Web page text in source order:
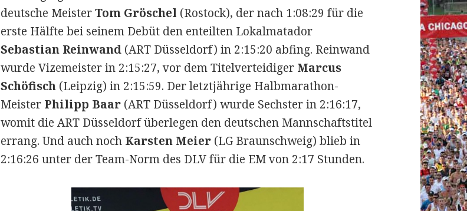
deutsche MeisterTom Gröschel (Rostock), der nach 1:08:29 für die
erste Hälfte bei seinem Debüt den enteilten Lokalmatador
Sebastian Reinwand (ART Düsseldorf) in 2:15:20 abfing. Reinwand
wurde Vizemeister in 2:15:27, vor dem Titelverteidiger Marcus
Schöfisch (Leipzig) in 2:15:59. Der letztjährige Halbmarathon-
Meister Philipp Baar (ART Düsseldorf) wurde Sechster in 2:16:17,
womit die ART Düsseldorf überlegen den deutschen Mannschaftstitel
errang. Und auch noch Karsten Meier (LG Braunschweig) blieb in
2:16:26 unter der Team-Norm des DLV für die EM von 2:17 Stunden.